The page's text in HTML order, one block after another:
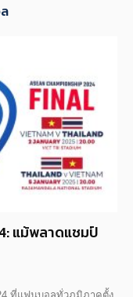
แม้พลาดแชมป์